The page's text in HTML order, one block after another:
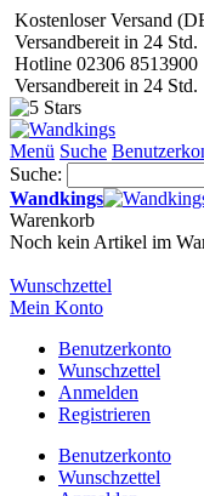
Kostenloser Versand
Versandbereit in 24 Std.
Hotline 02306 8513900
Versandbereit in 24 Std.
Menü Suche
Suche:
Wandkings
Warenkorb
Noch kein Artikel im
Wunschzettel
Mein Konto
Benutzerkonto
Wunschzettel
Anmelden
Registrieren
Benutzerkonto
Wunschzettel